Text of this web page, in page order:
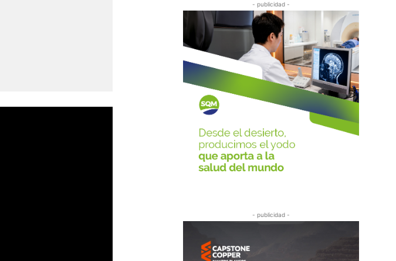
- publicidad -
- publicidad -